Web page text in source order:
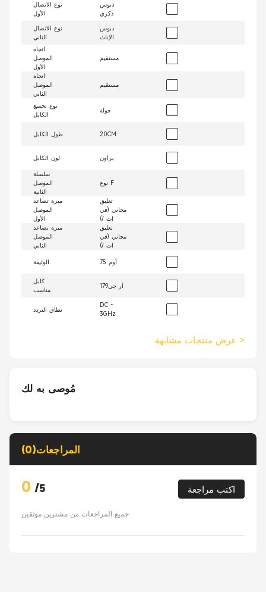
نوع الاتصال
الأول
دبوس
ذكري
نوع الاتصال
الثاني
دبوس
الإناث
اتجاه
الموصل
الأول
مستقيم
اتجاه
الموصل
الثاني
مستقيم
نوع تجميع
الكابل
جولة
طول الكابل 20CM
لون الكابل براون
سلسلة
الموصل
الثانية
نوع F
ميزة تصاعد
الموصل
الأول
تعليق
مجاني (في
ات /)
ميزة تصاعد
الموصل
الثاني
تعليق
مجاني (في
ات /)
الوثيقة 75 أوم
كابل
مناسب
آر جي179
نطاق التردد
DC ~
3GHz
>
مُوصى به لك
المراجعات(0)
0 /5 اكتب مراجعة
جميع المراجعات من مشترين موثقين